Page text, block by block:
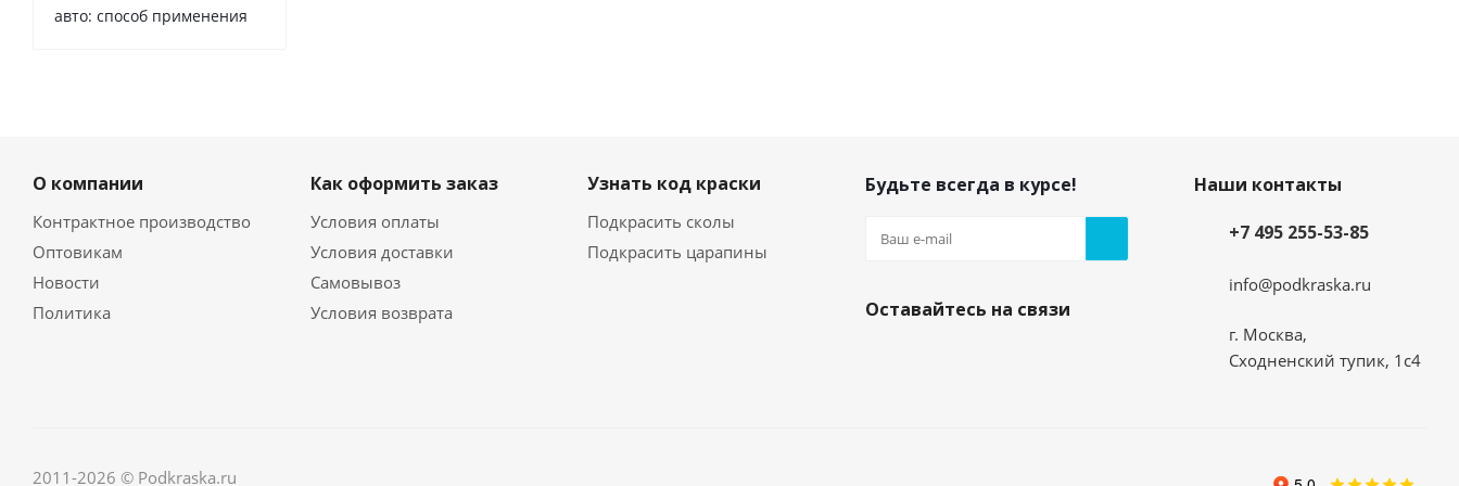
авто: способ применения
О компании
Контрактное производство
Оптовикам
Новости
Политика
Как оформить заказ
Условия оплаты
Условия доставки
Самовывоз
Условия возврата
Узнать код краски
Подкрасить сколы
Подкрасить царапины
Будьте всегда в курсе!
Оставайтесь на связи
Наши контакты
+7 495 255-53-85
info@podkraska.ru
г. Москва,
Сходненский тупик, 1с4
2011-2026 © Podkraska.ru